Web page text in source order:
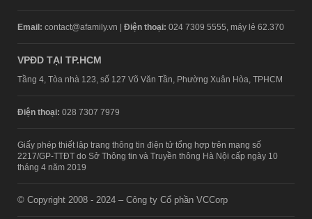
Email: contact@afamily.vn | Điện thoại: 024 7309 5555, máy lẻ 62.370
VPĐD TẠI TP.HCM
Tầng 4, Tòa nhà 123, số 127 Võ Văn Tần, Phường Xuân Hòa, TPHCM
Điện thoại: 028 7307 7979
Giấy phép thiết lập trang thông tin điện tử tổng hợp trên mạng số
2217/GP-TTĐT do Sở Thông tin và Truyền thông Hà Nội cấp ngày 10
tháng 4 năm 2019
© Copyright 2008 - 2024 – Công ty Cổ phần VCCorp